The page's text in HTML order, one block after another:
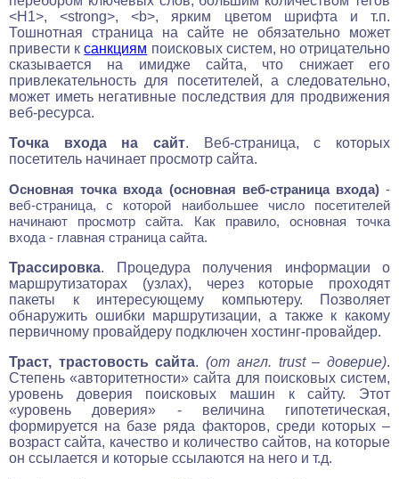
<H1>, <strong>, <b>, ярким цветом шрифта и т.п.
Тошнотная страница на сайте не обязательно может
привести ксанкциям поисковых систем, но отрицательно
сказывается на имидже сайта, что снижает его
привлекательность для посетителей, а следовательно,
может иметь негативные последствия для продвижения
веб-ресурса.
Точка входа на сайт. Веб-страница, с которых
посетитель начинает просмотр сайта.
Основная точка входа (основная веб-страница входа)-
веб-страница, с которой наибольшее число посетителей
начинают просмотр сайта. Как правило, основная точка
входа - главная страница сайта.
Трассировка. Процедура получения информации о
маршрутизаторах (узлах), через которые проходят
пакеты к интересующему компьютеру. Позволяет
обнаружить ошибки маршрутизации, а также к какому
первичному провайдеру подключен хостинг-провайдер.
Траст, трастовость сайта. (от англ. trust – доверие).
Степень «авторитетности» сайта для поисковых систем,
уровень доверия поисковых машин к сайту. Этот
«уровень доверия» - величина гипотетическая,
формируется на базе ряда факторов, среди которых –
возраст сайта, качество и количество сайтов, на которые
он ссылается и которые ссылаются на него и т.д.